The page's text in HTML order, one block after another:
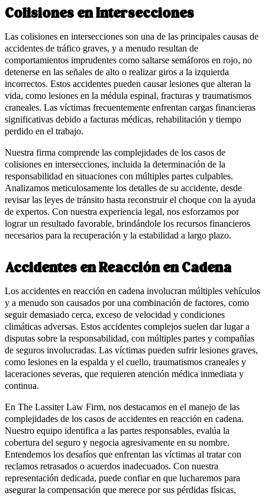
Colisiones en Intersecciones
Las colisiones en intersecciones son una de las principales causas de
accidentes de tráfico graves, y a menudo resultan de
comportamientos imprudentes como saltarse semáforos en rojo, no
detenerse en las señales de alto o realizar giros a la izquierda
incorrectos. Estos accidentes pueden causar lesiones que alteran la
vida, como lesiones en la médula espinal, fracturas y traumatismos
craneales. Las víctimas frecuentemente enfrentan cargas financieras
significativas debido a facturas médicas, rehabilitación y tiempo
perdido en el trabajo.
Nuestra firma comprende las complejidades de los casos de
colisiones en intersecciones, incluida la determinación de la
responsabilidad en situaciones con múltiples partes culpables.
Analizamos meticulosamente los detalles de su accidente, desde
revisar las leyes de tránsito hasta reconstruir el choque con la ayuda
de expertos. Con nuestra experiencia legal, nos esforzamos por
lograr un resultado favorable, brindándole los recursos financieros
necesarios para la recuperación y la estabilidad a largo plazo.
Accidentes en Reacción en Cadena
Los accidentes en reacción en cadena involucran múltiples vehículos
y a menudo son causados por una combinación de factores, como
seguir demasiado cerca, exceso de velocidad y condiciones
climáticas adversas. Estos accidentes complejos suelen dar lugar a
disputas sobre la responsabilidad, con múltiples partes y compañías
de seguros involucradas. Las víctimas pueden sufrir lesiones graves,
como lesiones en la espalda y el cuello, traumatismos craneales y
laceraciones severas, que requieren atención médica inmediata y
continua.
En The Lassiter Law Firm, nos destacamos en el manejo de las
complejidades de los casos de accidentes en reacción en cadena.
Nuestro equipo identifica a las partes responsables, evalúa la
cobertura del seguro y negocia agresivamente en su nombre.
Entendemos los desafíos que enfrentan las víctimas al tratar con
reclamos retrasados o acuerdos inadecuados. Con nuestra
representación dedicada, puede confiar en que lucharemos para
asegurar la compensación que merece por sus pérdidas físicas,